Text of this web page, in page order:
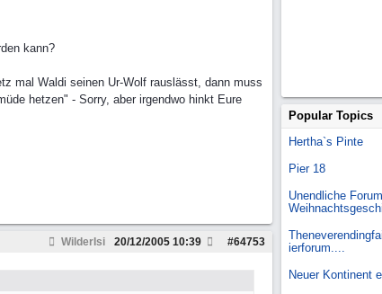
kann?
mal Waldi seinen Ur-Wolf rauslässt, dann muss
hetzen" - Sorry, aber irgendwo hinkt Eure
WilderIsi #64753
20/12/2005 10:39
Popular Topics
Hertha`s Pinte
Pier 18
Unendliche
ierforum....
Neuer Kontinent